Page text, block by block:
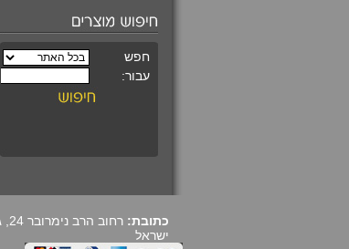
ללימוד קריסטלים
כתובת:
ישראל